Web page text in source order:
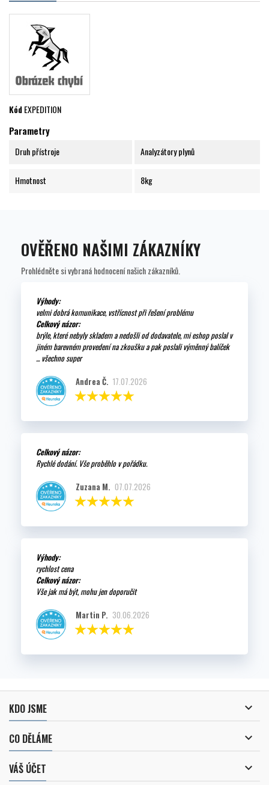
KódEXPEDITION
Parametry
Druh přístroje Analyzátory plynů
Hmotnost 8kg
OVĚŘENO NAŠIMI ZÁKAZNÍKY
Prohlédněte si vybraná hodnocení našich zákazníků.
Výhody:
velmi dobrá komunikace, vstřícnost při řešení problému
Celkový názor:
brýle, které nebyly skladem a nedošli od dodavatele, mi eshop poslal v
jiném barevném provedení na zkoušku a pak poslali výměnný balíček
... všechno super
Andrea Č. 17.07.2026
Celkový názor:
Rychlé dodání. Vše proběhlo v pořádku.
Zuzana M. 07.07.2026
Výhody:
rychlost cena
Celkový názor:
Vše jak má být, mohu jen doporučit
Martin P. 30.06.2026
KDO JSME 
CO DĚLÁME 
VÁŠ ÚČET 